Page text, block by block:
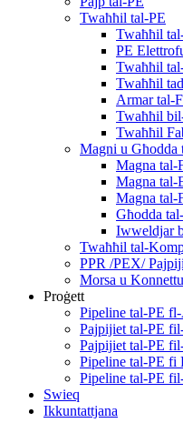
Twaħħil tal-PE
Twaħħil
PE
Twaħħil
Twaħħil
Armar tal-
Twaħħil
Twaħħil
Magni u Għodda
Magna tal-
Magna tal-
Magna tal-
Għodda
Iwweldjar
Twaħħil tal-
PPR /PEX/
Morsa u
Proġett
Pipeline tal-PE
Pajpijiet tal-PE
Pajpijiet tal-PE
Pipeline tal-PE fi
Pipeline tal-PE
Swieq
Ikkuntattjana